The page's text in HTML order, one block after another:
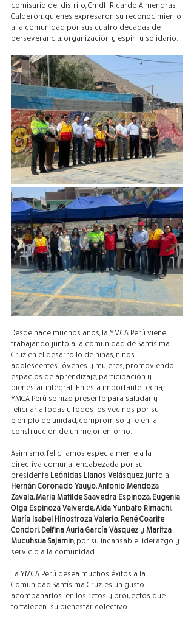
comisario del distrito, Cmdt. Ricardo Almendras
Calderón, quienes expresaron su reconocimiento
a la comunidad por sus cuatro décadas de
perseverancia, organización y espíritu solidario.
Desde hace muchos años, la YMCA Perú viene
trabajando junto a la comunidad de Santísima
Cruz en el desarrollo de niñas, niños,
adolescentes, jóvenes y mujeres, promoviendo
espacios de aprendizaje, participación y
bienestar integral. En esta importante fecha,
YMCA Perú se hizo presente para saludar y
felicitar a todas y todos los vecinos por su
ejemplo de unidad, compromiso y fe en la
construcción de un mejor entorno.
Asimismo, felicitamos especialmente a la
directiva comunal encabezada por su
presidente Leónidas Llanos Velásquez, junto a
Hernán Coronado Yauyo, Antonio Mendoza
Zavala, María Matilde Saavedra Espinoza, Eugenia
Olga Espinoza Valverde, Alda Yunbato Rimachi,
María Isabel Hinostroza Valerio, René Coarite
Condori, Delfina Auria García Vásquez y Maritza
Mucuhsua Sajamin, por su incansable liderazgo y
servicio a la comunidad.
La YMCA Perú desea muchos éxitos a la
Comunidad Santísima Cruz, es un gusto
acompañarlos  en los retos y proyectos que
fortalecen  su bienestar colectivo.